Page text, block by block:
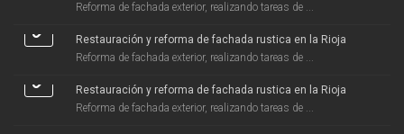
Reforma de fachada exterior, realizando tareas de ...
Restauración y reforma de fachada rustica en la Rioja
Reforma de fachada exterior, realizando tareas de ...
Restauración y reforma de fachada rustica en la Rioja
Reforma de fachada exterior, realizando tareas de ...